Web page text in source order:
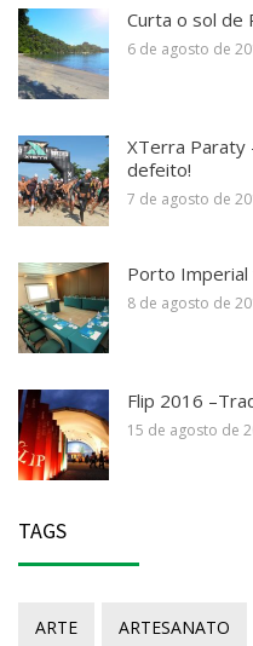
Curta o sol de
6 de agosto de
XTerra Paraty
defeito!
7 de agosto de
Porto
8 de agosto de
Flip 2016
15 de agosto de
TAGS
ARTE ARTESANATO